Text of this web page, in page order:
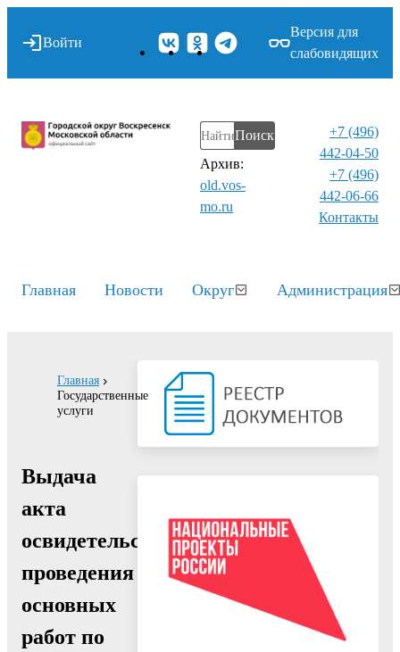
Войти
Версия для
слабовидящих
Поиск
Архив:
old.vos-
mo.ru
+7 (496)
442-04-50
+7 (496)
442-06-66
Контакты⁠
Главная Новости Округ Администрация
Главная
Государственные
услуги
Выдача
акта
освидетельствования
проведения
основных
работ по